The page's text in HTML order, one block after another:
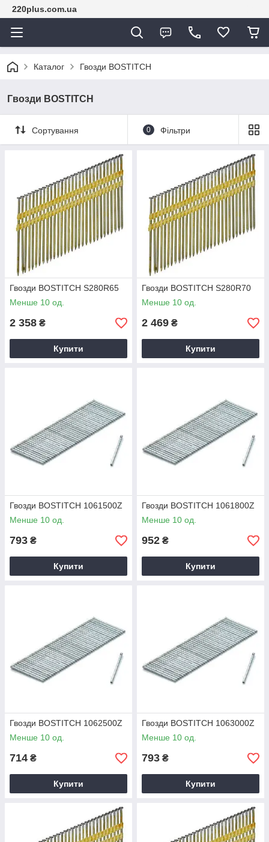
220plus.com.ua
Каталог Гвозди BOSTITCH
Гвозди BOSTITCH
Сортування 0 Фільтри
Гвозди BOSTITCH S280R65
Менше 10 од.
2 358 ₴
Купити
Гвозди BOSTITCH S280R70
Менше 10 од.
2 469 ₴
Купити
Гвозди BOSTITCH 1061500Z
Менше 10 од.
793 ₴
Купити
Гвозди BOSTITCH 1061800Z
Менше 10 од.
952 ₴
Купити
Гвозди BOSTITCH 1062500Z
Менше 10 од.
714 ₴
Купити
Гвозди BOSTITCH 1063000Z
Менше 10 од.
793 ₴
Купити